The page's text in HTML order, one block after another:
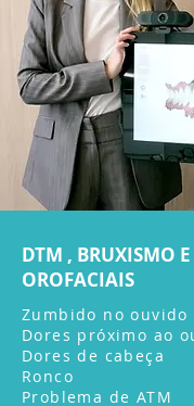
DTM , BRUXISMO
OROFACIAIS
Zumbido no ouvido
Dores próximo ao
Dores de cabeça
Ronco
Problema de ATM